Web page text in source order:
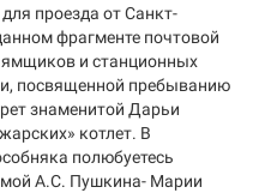
проезда от Санкт-
фрагменте почтовой
и станционных
посвященной пребыванию
знаменитой Дарьи
котлет. В
полюбуетесь
А.С. Пушкина- Марии